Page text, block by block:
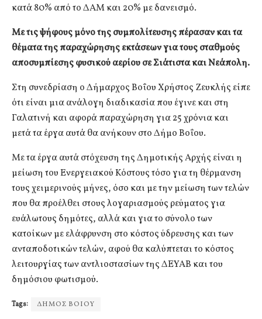
κατά 80% από το ΔΑΜ και 20% με δανεισμό.
Με τις ψήφους μόνο της συμπολίτευσης πέρασαν και τα
θέματα της παραχώρησης εκτάσεων για τους σταθμούς
αποσυμπίεσης φυσικού αερίου σε Σιάτιστα και Νεάπολη.
Στη συνεδρίαση ο Δήμαρχος Βοΐου Χρήστος Ζευκλής είπε
ότι είναι μια ανάλογη διαδικασία που έγινε και στη
Γαλατινή και αφορά παραχώρηση για 25 χρόνια και
μετά τα έργα αυτά θα ανήκουν στο Δήμο Βοΐου.
Με τα έργα αυτά στόχευση της Δημοτικής Αρχής είναι η
μείωση του Ενεργειακού Κόστους τόσο για τη θέρμανση
τους χειμερινούς μήνες, όσο και με την μείωση των τελών
που θα προέλθει στους λογαριασμούς ρεύματος για
ευάλωτους δημότες, αλλά και για το σύνολο των
κατοίκων με ελάφρυνση στο κόστος ύδρευσης και των
ανταποδοτικών τελών, αφού θα καλύπτεται το κόστος
λειτουργίας των αντλιοστασίων της ΔΕΥΑΒ και του
δημόσιου φωτισμού.
Tags: ΔΗΜΟΣ ΒΟΙΟΥ